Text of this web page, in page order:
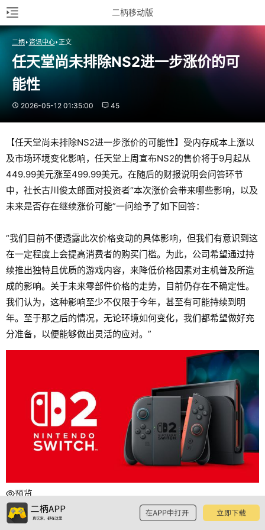
二柄移动版
二柄 资讯中心 正文
任天堂尚未排除NS2进一步涨价的可
能性
2026-05-12 01:35:00 45
【任天堂尚未排除NS2进一步涨价的可能性】受内存成本上涨以
及市场环境变化影响，任天堂上周宣布NS2的售价将于9月起从
449.99美元涨至499.99美元。在随后的财报说明会问答环节
中，社长古川俊太郎面对投资者“本次涨价会带来哪些影响，以及
未来是否存在继续涨价可能”一问给予了如下回答：
“我们目前不便透露此次价格变动的具体影响，但我们有意识到这
在一定程度上会提高消费者的购买门槛。为此，公司希望通过持
续推出独特且优质的游戏内容，来降低价格因素对主机普及所造
成的影响。关于未来零部件价格的走势，目前仍存在不确定性。
我们认为，这种影响至少不仅限于今年，甚至有可能持续到明
年。至于那之后的情况，无论环境如何变化，我们都希望做好充
分准备，以便能够做出灵活的应对。”
预览